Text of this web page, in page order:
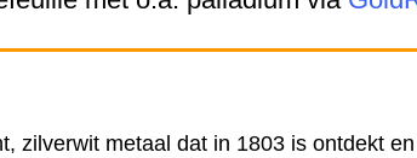
zilverwit metaal dat in 1803 is ontdekt